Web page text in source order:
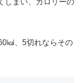
㎉、5切れならその